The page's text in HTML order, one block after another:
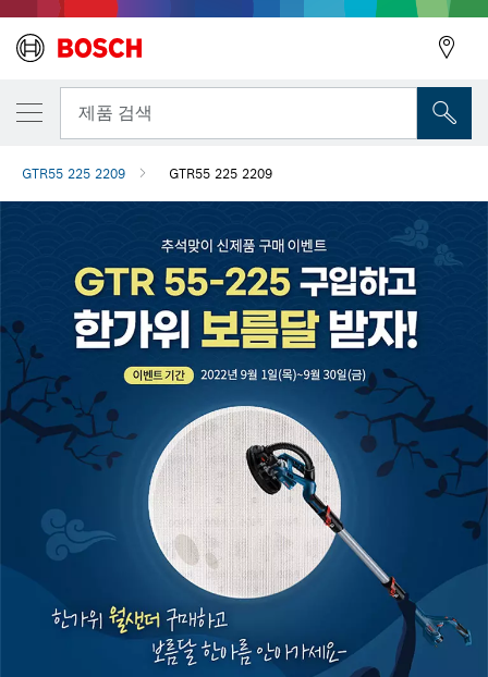
제품 검색
GTR55 225 2209 GTR55 225 2209